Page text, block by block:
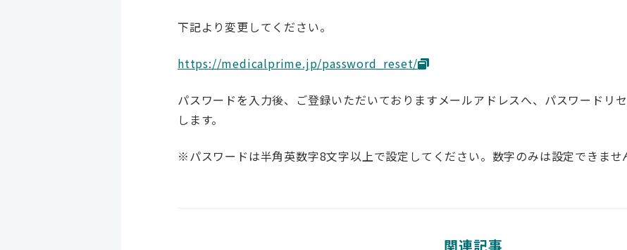
下記より変更してください。
https://medicalprime.jp/password_reset/
パスワードを入力後、ご登録いただいておりますメールアドレスへ、パスワードリ
します。
※パスワードは半角英数字8文字以上で設定してください。数字のみは設定できませ
関連記事